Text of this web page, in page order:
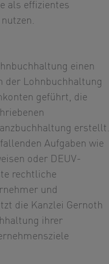
als effizientes
einen
der Lohnbuchhaltung
geführt, die
erstellt.
Aufgaben wie
oder DEUV-
rechtliche
und
die Kanzlei Gernoth
ihrer